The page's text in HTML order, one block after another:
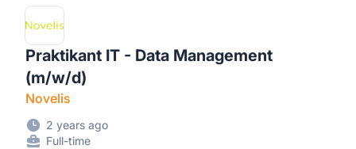
Praktikant IT - Data Management
(m/w/d)
Novelis
2 years ago
Full-time